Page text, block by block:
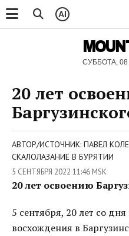
AI
СУББОТА, 08
20 лет
АВТОР/ИСТОЧНИК: ПАВЕЛ
СКАЛОЛАЗАНИЕ В БУРЯТИИ
5 СЕНТЯБРЯ 2022 11:46 MSK
20 лет освоению
5 сентября, 20 лет со
восхождения в